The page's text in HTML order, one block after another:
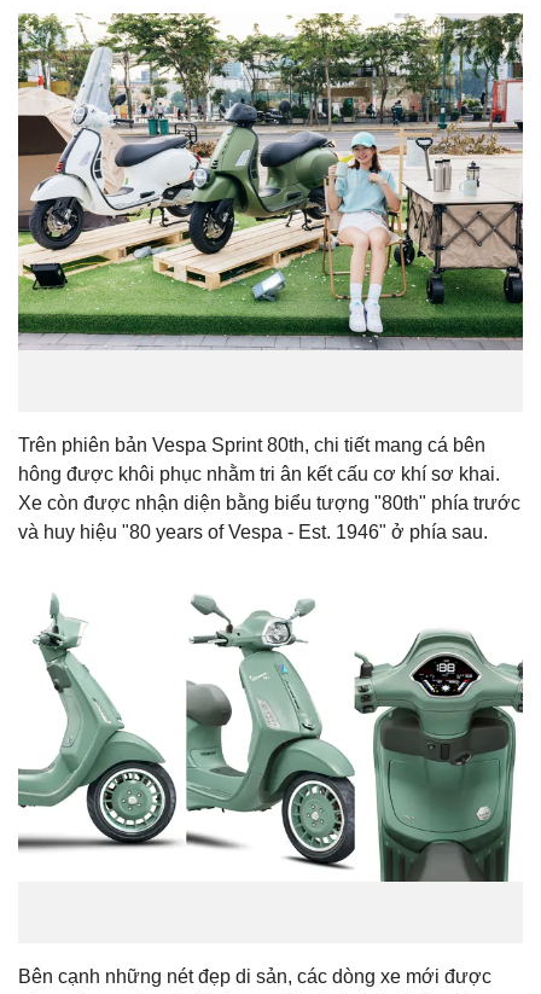
Trên phiên bản Vespa Sprint 80th, chi tiết mang cá bên
hông được khôi phục nhằm tri ân kết cấu cơ khí sơ khai.
Xe còn được nhận diện bằng biểu tượng "80th" phía trước
và huy hiệu "80 years of Vespa - Est. 1946" ở phía sau.
Bên cạnh những nét đẹp di sản, các dòng xe mới được